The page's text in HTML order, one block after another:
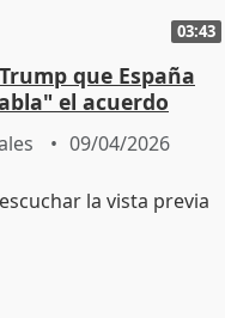
03:43
que España
el acuerdo
09/04/2026